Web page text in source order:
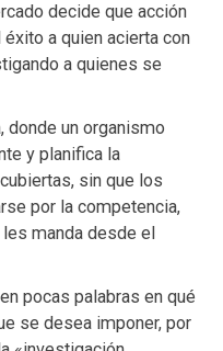
decide que acción
a quien acierta con
a quienes se
donde un organismo
y planifica la
sin que los
por la competencia,
manda desde el
pocas palabras en qué
se desea imponer, por